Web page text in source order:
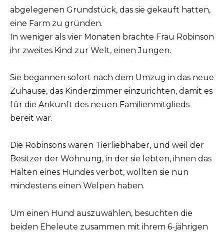
abgelegenen Grundstück, das sie gekauft hatten,
eine Farm zu gründen.
In weniger als vier Monaten brachte Frau Robinson
ihr zweites Kind zur Welt, einen Jungen.
Sie begannen sofort nach dem Umzug in das neue
Zuhause, das Kinderzimmer einzurichten, damit es
für die Ankunft des neuen Familienmitglieds
bereit war.
Die Robinsons waren Tierliebhaber, und weil der
Besitzer der Wohnung, in der sie lebten, ihnen das
Halten eines Hundes verbot, wollten sie nun
mindestens einen Welpen haben.
Um einen Hund auszuwählen, besuchten die
beiden Eheleute zusammen mit ihrem 6-jährigen